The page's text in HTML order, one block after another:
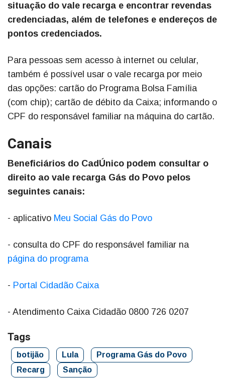
situação do vale recarga e encontrar revendas
credenciadas, além de telefones e endereços de
pontos credenciados.
Para pessoas sem acesso à internet ou celular,
também é possível usar o vale recarga por meio
das opções: cartão do Programa Bolsa Família
(com chip); cartão de débito da Caixa; informando o
CPF do responsável familiar na máquina do cartão.
Canais
Beneficiários do CadÚnico podem consultar o
direito ao vale recarga Gás do Povo pelos
seguintes canais:
- aplicativo Meu Social Gás do Povo
- consulta do CPF do responsável familiar na
página do programa
- Portal Cidadão Caixa
- Atendimento Caixa Cidadão 0800 726 0207
Tags
botijão Lula
Programa Gás do Povo
Recarg
Sanção